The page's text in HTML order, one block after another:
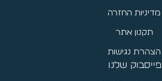
מדיניות החזרה
תקנון אתר
הצהרת נגישות
שלנו